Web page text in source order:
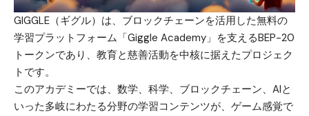
GIGGLE（ギグル）は、 ブロックチェーンを活用した無料の
学習プラットフォーム「Giggle Academy」を支えるBEP-20
トークンであり、教育と慈善活動を中核に据えたプロジェク
トです。
このアカデミーでは、数学、科学、ブロックチェーン、AIと
いった多岐にわたる分野の学習コンテンツが、ゲーム感覚で